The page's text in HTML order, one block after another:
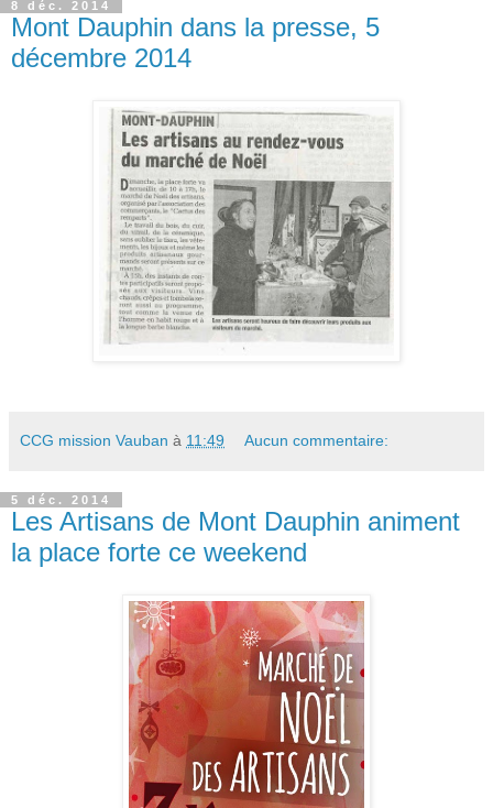
8 déc. 2014
Mont Dauphin dans la presse, 5
décembre 2014
CCG mission Vauban à 11:49 Aucun commentaire:
5 déc. 2014
Les Artisans de Mont Dauphin animent
la place forte ce weekend